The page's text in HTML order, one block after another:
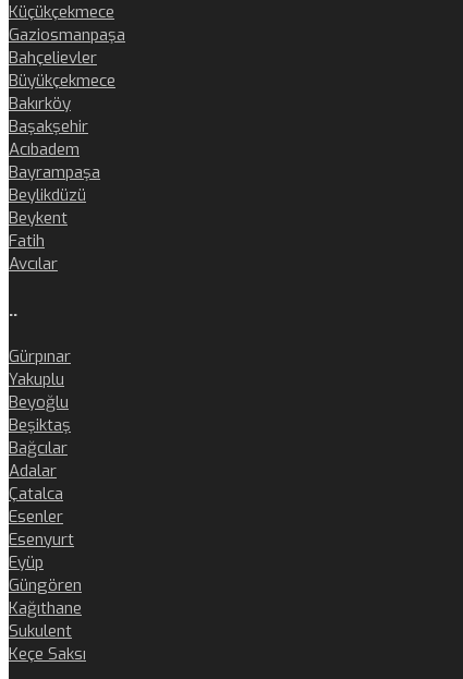
Küçükçekmece
Gaziosmanpaşa
Bahçelievler
Büyükçekmece
Bakırköy
Başakşehir
Acıbadem
Bayrampaşa
Beylikdüzü
Beykent
Fatih
Avcılar
..
Gürpınar
Yakuplu
Beyoğlu
Beşiktaş
Bağcılar
Adalar
Çatalca
Esenler
Esenyurt
Eyüp
Güngören
Kağıthane
Sukulent
Keçe Saksı